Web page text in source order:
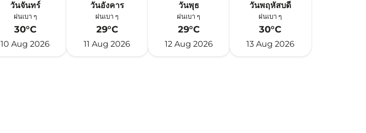
วันจันทร์
ฝนเบา ๆ
30°C
10 Aug 2026
วันอังคาร
ฝนเบา ๆ
29°C
11 Aug 2026
วันพุธ
ฝนเบา ๆ
29°C
12 Aug 2026
วันพฤหัสบดี
ฝนเบา ๆ
30°C
13 Aug 2026